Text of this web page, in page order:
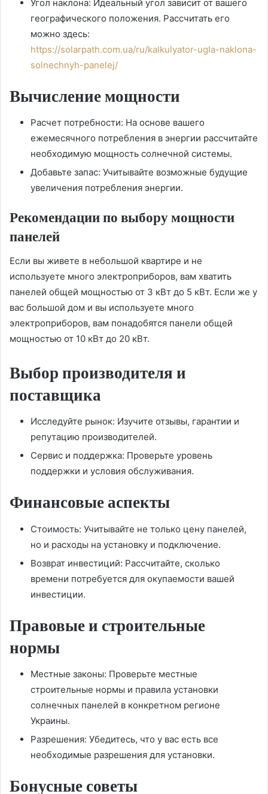
Угол наклона: Идеальный угол зависит от вашего
географического положения. Рассчитать его
можно здесь:
https://solarpath.com.ua/ru/kalkulyator-ugla-naklona-
solnechnyh-panelej/
Вычисление мощности
Расчет потребности: На основе вашего
ежемесячного потребления в энергии рассчитайте
необходимую мощность солнечной системы.
Добавьте запас: Учитывайте возможные будущие
увеличения потребления энергии.
Рекомендации по выбору мощности
панелей
Если вы живете в небольшой квартире и не
используете много электроприборов, вам хватить
панелей общей мощностью от 3 кВт до 5 кВт. Если же у
вас большой дом и вы используете много
электроприборов, вам понадобятся панели общей
мощностью от 10 кВт до 20 кВт.
Выбор производителя и
поставщика
Исследуйте рынок: Изучите отзывы, гарантии и
репутацию производителей.
Сервис и поддержка: Проверьте уровень
поддержки и условия обслуживания.
Финансовые аспекты
Стоимость: Учитывайте не только цену панелей,
но и расходы на установку и подключение.
Возврат инвестиций: Рассчитайте, сколько
времени потребуется для окупаемости вашей
инвестиции.
Правовые и строительные
нормы
Местные законы: Проверьте местные
строительные нормы и правила установки
солнечных панелей в конкретном регионе
Украины.
Разрешения: Убедитесь, что у вас есть все
необходимые разрешения для установки.
Бонусные советы